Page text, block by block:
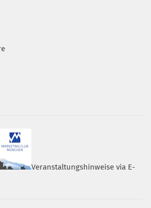
Veranstaltungshinweise via E-